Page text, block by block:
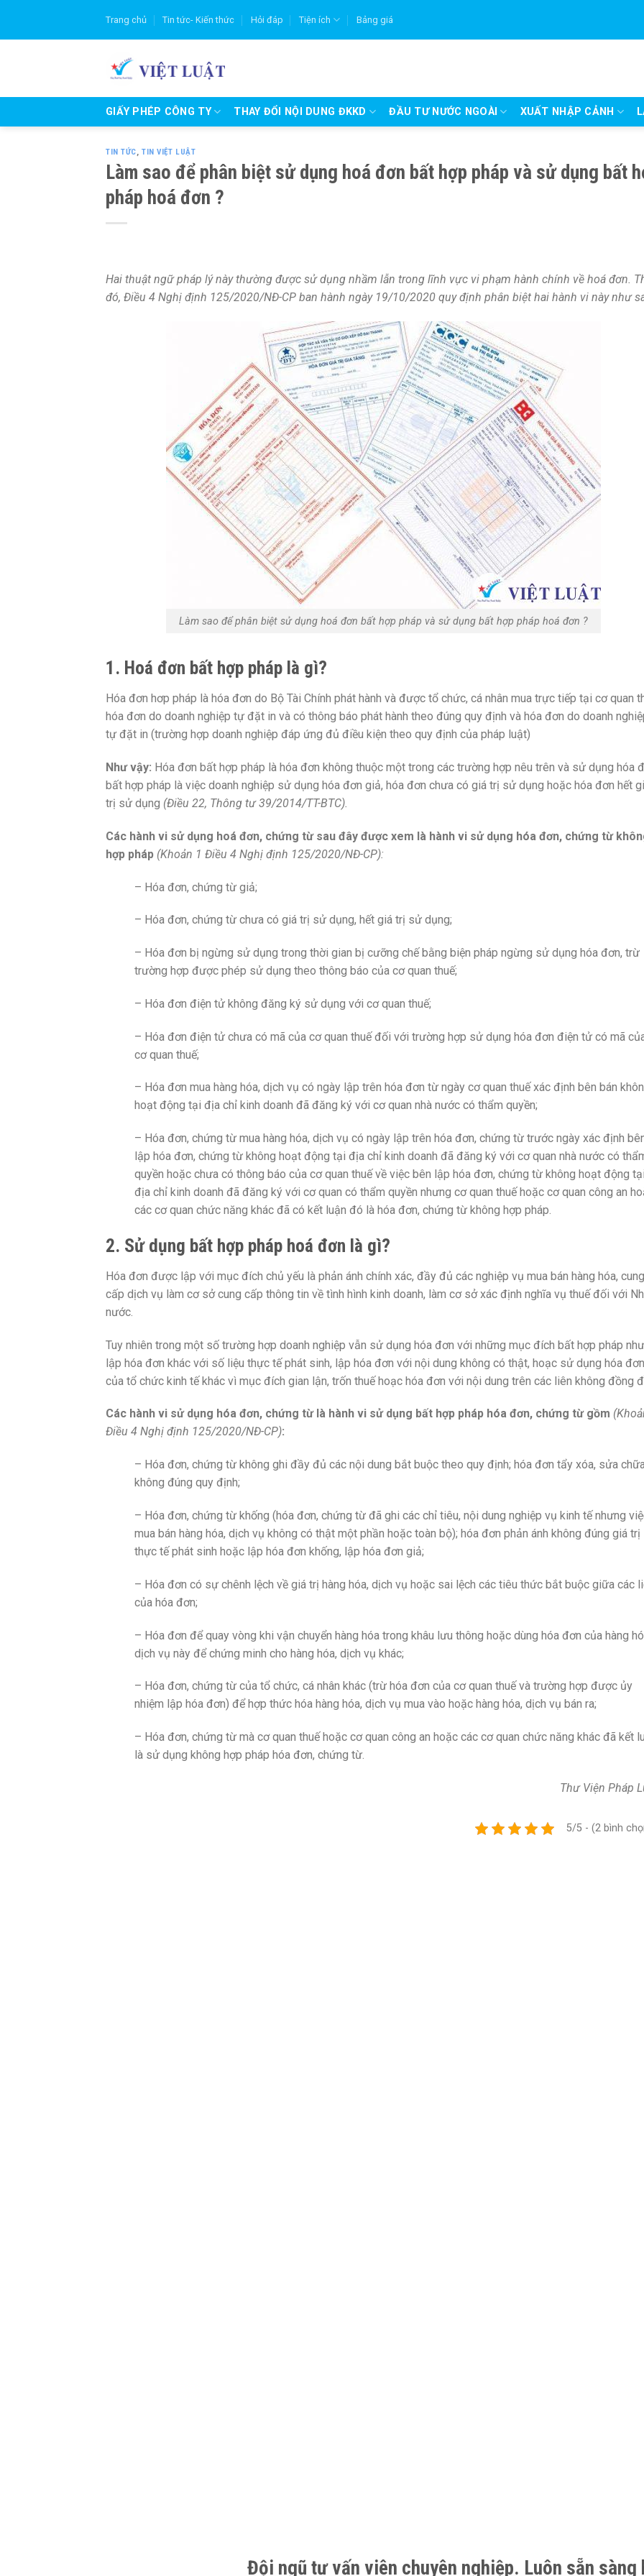
content
Trang chủ Tin tức- Kiến thức Hỏi đáp Tiện ích Bảng giá
GIẤY PHÉP CÔNG TY THAY ĐỔI NỘI DUNG ĐKKD ĐẦU TƯ NƯỚC NGOÀI XUẤT NHẬP CẢNH
TIN TỨC,TIN VIỆT LUẬT
Làm sao để phân biệt sử dụng hoá đơn bất hợp pháp và sử dụng bất
pháp hoá đơn ?
Hai thuật ngữ pháp lý này thường được sử dụng nhầm lẫn trong lĩnh vực vi phạm hành chính về hoá đơn.
đó, Điều 4 Nghị định 125/2020/NĐ-CP ban hành ngày 19/10/2020 quy định phân biệt hai hành vi này như
Làm sao để phân biệt sử dụng hoá đơn bất hợp pháp và sử dụng bất hợp pháp hoá đơn ?
1. Hoá đơn bất hợp pháp là gì?
Hóa đơn hơp pháp là hóa đơn do Bộ Tài Chính phát hành và được tổ chức, cá nhân mua trực tiếp tại cơ quan
hóa đơn do doanh nghiệp tự đặt in và có thông báo phát hành theo đúng quy định và hóa đơn do doanh
tự đặt in (trường hợp doanh nghiệp đáp ứng đủ điều kiện theo quy định của pháp luật)
Như vậy: Hóa đơn bất hợp pháp là hóa đơn không thuộc một trong các trường hợp nêu trên và sử dụng hóa
bất hợp pháp là việc doanh nghiệp sử dụng hóa đơn giả, hóa đơn chưa có giá trị sử dụng hoặc hóa đơn hết
trị sử dụng (Điều 22, Thông tư 39/2014/TT-BTC).
Các hành vi sử dụng hoá đơn, chứng từ sau đây được xem là hành vi sử dụng hóa đơn, chứng từ
hợp pháp (Khoản 1 Điều 4 Nghị định 125/2020/NĐ-CP):
– Hóa đơn, chứng từ giả;
– Hóa đơn, chứng từ chưa có giá trị sử dụng, hết giá trị sử dụng;
– Hóa đơn bị ngừng sử dụng trong thời gian bị cưỡng chế bằng biện pháp ngừng sử dụng hóa đơn, trừ
trường hợp được phép sử dụng theo thông báo của cơ quan thuế;
– Hóa đơn điện tử không đăng ký sử dụng với cơ quan thuế;
– Hóa đơn điện tử chưa có mã của cơ quan thuế đối với trường hợp sử dụng hóa đơn điện tử có mã
cơ quan thuế;
– Hóa đơn mua hàng hóa, dịch vụ có ngày lập trên hóa đơn từ ngày cơ quan thuế xác định bên bán
hoạt động tại địa chỉ kinh doanh đã đăng ký với cơ quan nhà nước có thẩm quyền;
– Hóa đơn, chứng từ mua hàng hóa, dịch vụ có ngày lập trên hóa đơn, chứng từ trước ngày xác định
lập hóa đơn, chứng từ không hoạt động tại địa chỉ kinh doanh đã đăng ký với cơ quan nhà nước có
quyền hoặc chưa có thông báo của cơ quan thuế về việc bên lập hóa đơn, chứng từ không hoạt động tại
địa chỉ kinh doanh đã đăng ký với cơ quan có thẩm quyền nhưng cơ quan thuế hoặc cơ quan công an
các cơ quan chức năng khác đã có kết luận đó là hóa đơn, chứng từ không hợp pháp.
2. Sử dụng bất hợp pháp hoá đơn là gì?
Hóa đơn được lập với mục đích chủ yếu là phản ánh chính xác, đầy đủ các nghiệp vụ mua bán hàng hóa, cung
cấp dịch vụ làm cơ sở cung cấp thông tin về tình hình kinh doanh, làm cơ sở xác định nghĩa vụ thuế đối với
nước.
Tuy nhiên trong một số trường hợp doanh nghiệp vẫn sử dụng hóa đơn với những mục đích bất hợp pháp như
lập hóa đơn khác với số liệu thực tế phát sinh, lập hóa đơn với nội dung không có thật, hoạc sử dụng hóa đơn
của tổ chức kinh tế khác vì mục đích gian lận, trốn thuế hoạc hóa đơn với nội dung trên các liên không đồng
Các hành vi sử dụng hóa đơn, chứng từ là hành vi sử dụng bất hợp pháp hóa đơn, chứng từ gồm
Điều 4 Nghị định 125/2020/NĐ-CP):
– Hóa đơn, chứng từ không ghi đầy đủ các nội dung bắt buộc theo quy định; hóa đơn tẩy xóa, sửa
không đúng quy định;
– Hóa đơn, chứng từ khống (hóa đơn, chứng từ đã ghi các chỉ tiêu, nội dung nghiệp vụ kinh tế nhưng
mua bán hàng hóa, dịch vụ không có thật một phần hoặc toàn bộ); hóa đơn phản ánh không đúng giá trị
thực tế phát sinh hoặc lập hóa đơn khống, lập hóa đơn giả;
– Hóa đơn có sự chênh lệch về giá trị hàng hóa, dịch vụ hoặc sai lệch các tiêu thức bắt buộc giữa các
của hóa đơn;
– Hóa đơn để quay vòng khi vận chuyển hàng hóa trong khâu lưu thông hoặc dùng hóa đơn của hàng
dịch vụ này để chứng minh cho hàng hóa, dịch vụ khác;
– Hóa đơn, chứng từ của tổ chức, cá nhân khác (trừ hóa đơn của cơ quan thuế và trường hợp được ủy
nhiệm lập hóa đơn) để hợp thức hóa hàng hóa, dịch vụ mua vào hoặc hàng hóa, dịch vụ bán ra;
– Hóa đơn, chứng từ mà cơ quan thuế hoặc cơ quan công an hoặc các cơ quan chức năng khác đã kết
là sử dụng không hợp pháp hóa đơn, chứng từ.
Thư Viện Pháp
5/5 - (2 bình
Đội ngũ tư vấn viên chuyên nghiệp. Luôn sẵn sàng